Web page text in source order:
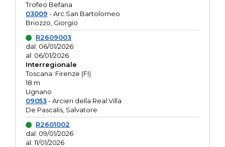
Trofeo Befana
03009 - Arc.San Bartolomeo
Briozzo, Giorgio
R2609003
dal: 06/01/2026
al: 06/01/2026
Interregionale
Toscana: Firenze (FI)
18 m
Ugnano
09053- Arcieri della Real Villa
De Pascalis, Salvatore
R2601002
dal: 09/01/2026
al: 11/01/2026